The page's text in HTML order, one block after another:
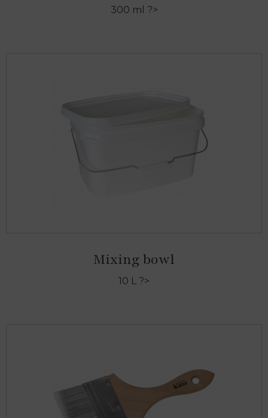
300 ml ?>
Mixing bowl
10 L ?>